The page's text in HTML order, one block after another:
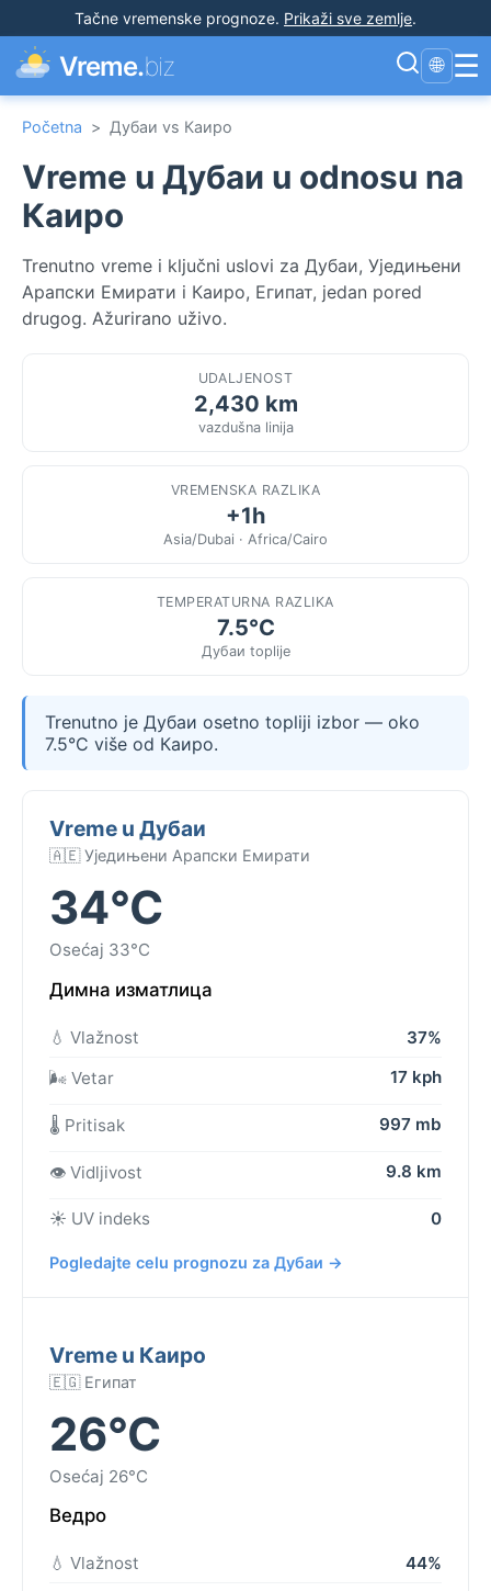
Tačne vremenske prognoze. Prikaži sve zemlje.
Vreme.biz 🌐 ☰
Početna > Дубаи vs Каиро
Vreme u Дубаи u odnosu na
Каиро
Trenutno vreme i ključni uslovi za Дубаи, Уједињени
Арапски Емирати i Каиро, Египат, jedan pored
drugog. Ažurirano uživo.
UDALJENOST
2,430 km
vazdušna linija
VREMENSKA RAZLIKA
+1h
Asia/Dubai · Africa/Cairo
TEMPERATURNA RAZLIKA
7.5°C
Дубаи toplije
Trenutno je Дубаи osetno topliji izbor — oko
7.5°C više od Каиро.
Vreme u Дубаи
🇦🇪 Уједињени Арапски Емирати
34°C
Osećaj 33°C
Димна изматлица
💧 Vlažnost
37%
🌬️ Vetar
17 kph
🌡️ Pritisak 997 mb
👁️ Vidljivost 9.8 km
☀️ UV indeks 0
Pogledajte celu prognozu za Дубаи →
Vreme u Каиро
🇪🇬 Египат
26°C
Osećaj 26°C
Ведро
💧 Vlažnost
44%